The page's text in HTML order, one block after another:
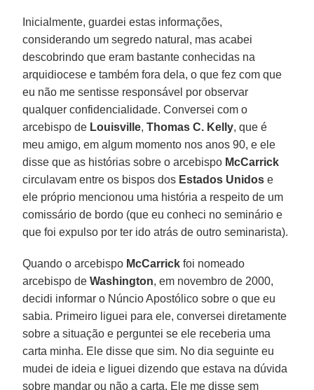
Inicialmente, guardei estas informações,
considerando um segredo natural, mas acabei
descobrindo que eram bastante conhecidas na
arquidiocese e também fora dela, o que fez com que
eu não me sentisse responsável por observar
qualquer confidencialidade. Conversei com o
arcebispo de Louisville,Thomas C. Kelly, que é
meu amigo, em algum momento nos anos 90, e ele
disse que as histórias sobre o arcebispo McCarrick
circulavam entre os bispos dos Estados Unidos e
ele próprio mencionou uma história a respeito de um
comissário de bordo (que eu conheci no seminário e
que foi expulso por ter ido atrás de outro seminarista).
Quando o arcebispo McCarrick foi nomeado
arcebispo deWashington, em novembro de 2000,
decidi informar o Núncio Apostólico sobre o que eu
sabia. Primeiro liguei para ele, conversei diretamente
sobre a situação e perguntei se ele receberia uma
carta minha. Ele disse que sim. No dia seguinte eu
mudei de ideia e liguei dizendo que estava na dúvida
sobre mandar ou não a carta. Ele me disse sem